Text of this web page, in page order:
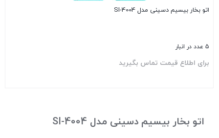
اتو بخار بیسیم دسینی مدل SI-4004
5 عدد در انبار
برای اطلاع قیمت تماس بگیرید
اتو بخار بیسیم دسینی مدل SI-4004